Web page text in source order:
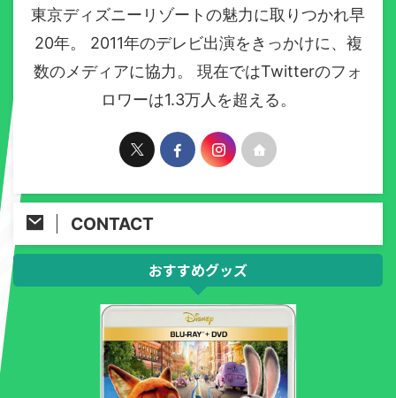
東京ディズニーリゾートの魅力に取りつかれ早
20年。 2011年のデレビ出演をきっかけに、複
数のメディアに協力。 現在ではTwitterのフォ
ロワーは1.3万人を超える。
CONTACT
おすすめグッズ